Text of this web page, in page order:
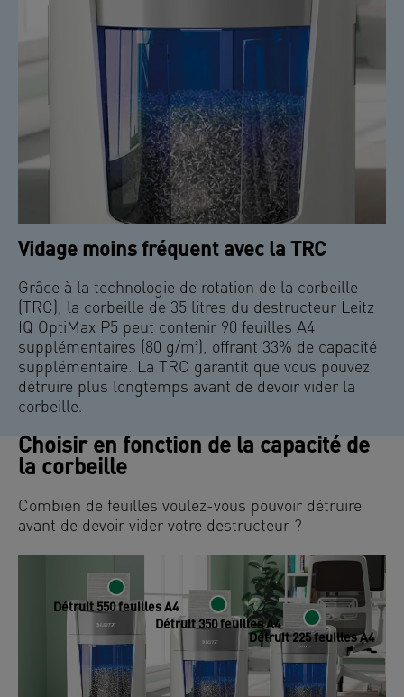
Vidage moins fréquent avec la TRC
Grâce à la technologie de rotation de la corbeille
(TRC), la corbeille de 35 litres du destructeur Leitz
IQ OptiMax P5 peut contenir 90 feuilles A4
supplémentaires (80 g/m²), offrant 33% de capacité
supplémentaire. La TRC garantit que vous pouvez
détruire plus longtemps avant de devoir vider la
corbeille.
Choisir en fonction de la capacité de
la corbeille
Combien de feuilles voulez-vous pouvoir détruire
avant de devoir vider votre destructeur ?
Détruit 225 feuilles A4
Détruit 350 feuilles A4
Détruit 550 feuilles A4